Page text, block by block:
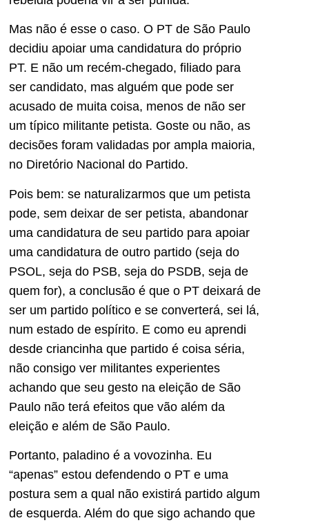
Mas não é esse o caso. O PT de São Paulo
decidiu apoiar uma candidatura do próprio
PT. E não um recém-chegado, filiado para
ser candidato, mas alguém que pode ser
acusado de muita coisa, menos de não ser
um típico militante petista. Goste ou não, as
decisões foram validadas por ampla maioria,
no Diretório Nacional do Partido.
Pois bem: se naturalizarmos que um petista
pode, sem deixar de ser petista, abandonar
uma candidatura de seu partido para apoiar
uma candidatura de outro partido (seja do
PSOL, seja do PSB, seja do PSDB, seja de
quem for), a conclusão é que o PT deixará de
ser um partido político e se converterá, sei lá,
num estado de espírito. E como eu aprendi
desde criancinha que partido é coisa séria,
não consigo ver militantes experientes
achando que seu gesto na eleição de São
Paulo não terá efeitos que vão além da
eleição e além de São Paulo.
Portanto, paladino é a vovozinha. Eu
“apenas” estou defendendo o PT e uma
postura sem a qual não existirá partido algum
de esquerda. Além do que sigo achando que